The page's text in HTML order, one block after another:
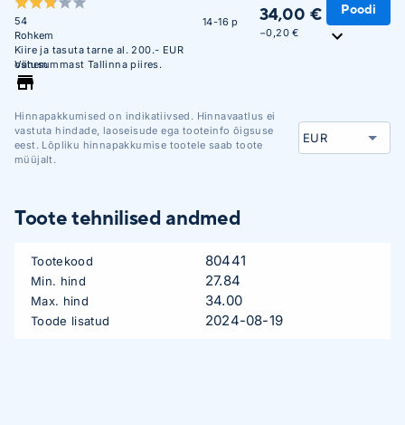
54
Rohkem
Kiire ja tasuta tarne al. 200.- EUR
ostusummast Tallinna piires.
Vähem
14-16 p 34,00 €
−0,20 €
Poodi
Hinnapakkumised on indikatiivsed. Hinnavaatlus ei
vastuta hindade, laoseisude ega tooteinfo õigsuse
eest. Lõpliku hinnapakkumise tootele saab toote
müüjalt.
Toote tehnilised andmed
Tootekood 80441
Min. hind 27.84
Max. hind 34.00
Toode lisatud 2024-08-19